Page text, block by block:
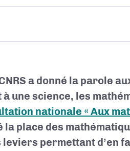
a donné la parole
une science, les
nationale « Aux
la place des
permettant d’en